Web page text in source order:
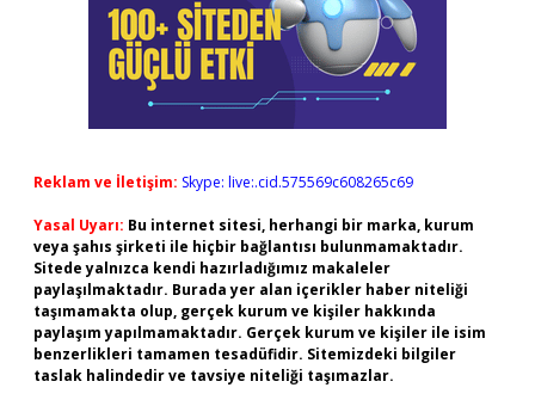
Reklam ve İletişim: Skype: live:.cid.575569c608265c69
Yasal Uyarı: Bu internet sitesi, herhangi bir marka, kurum
veya şahıs şirketi ile hiçbir bağlantısı bulunmamaktadır.
Sitede yalnızca kendi hazırladığımız makaleler
paylaşılmaktadır. Burada yer alan içerikler haber niteliği
taşımamakta olup, gerçek kurum ve kişiler hakkında
paylaşım yapılmamaktadır. Gerçek kurum ve kişiler ile isim
benzerlikleri tamamen tesadüfidir. Sitemizdeki bilgiler
taslak halindedir ve tavsiye niteliği taşımazlar.